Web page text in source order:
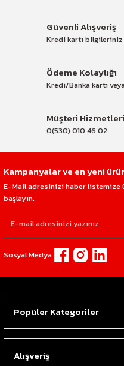
Güvenli Alışveriş
Kredi kartı
Ödeme Kolaylığı
Kredi/Banka kartı
Müşteri Hizmetleri
0(530) 010 46 02
Sosyal Medya
Kampanyalar ve en yeni
E-Mail adresinizi haber listemize
başlayın.
Popüler Kategoriler
Alışveriş